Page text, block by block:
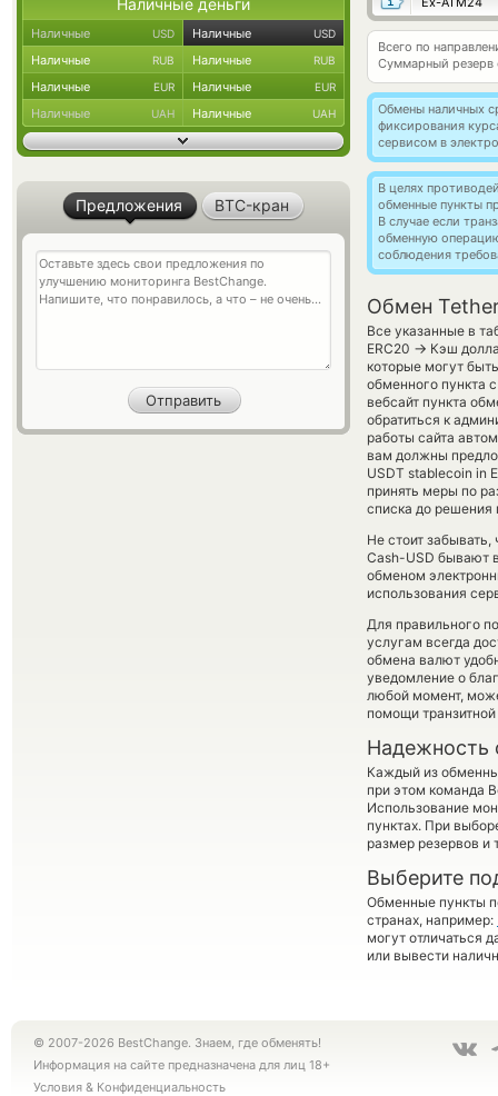
Всего по
Суммарный резерв
Обмены наличных
фиксирования
сервисом в
В целях
обменные пункты
В случае если
обменную
соблюдения
Обмен
Все указанные в
ERC20 → Кэш
которые могут
обменного пункта
вебсайт пункта
обратиться к
работы сайта
вам должны
USDT stablecoin in
принять меры по
списка до
Не стоит
Cash-USD бывают
обменом
использования
Для правильного
услугам всегда
обмена валют
уведомление о
любой момент,
помощи
Надежность
Каждый из
при этом команда
Использование
пунктах. При
размер резервов и
Выберите
Обменные пункты
странах, например:
могут отличаться
или вывести
Наличные деньги
Наличные USD Наличные USD
Наличные RUB Наличные RUB
Наличные EUR Наличные EUR
Наличные UAH Наличные UAH
Предложения BTC-кран
© 2007-2026 BestChange. Знаем, где обменять!
Информация на сайте предназначена для лиц 18+
Условия & Конфиденциальность